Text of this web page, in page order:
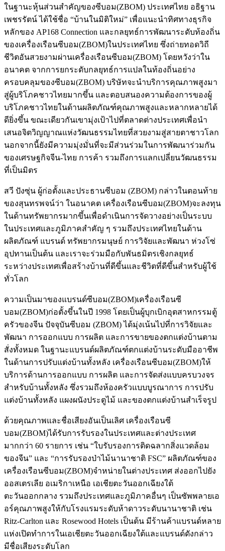
ในฐานะหุ้นส่วนสำคัญของซีบอม(ZBOM) ประเทศไทย อธิฐาน
เพชรรัตน์ ได้ใช้ชื่อ “บ้านในมิติใหม่” เพื่อแนะนำทิศทางธุรกิจ
หลักของ AP168 Connection และกลยุทธ์การพัฒนาระดับท้องถิ่น
ของเครื่องเรือนซีบอม(ZBOM)ในประเทศไทย ซึ่งถ่ายทอดวิถี
ชีวิตอันสวยงามผ่านเครื่องเรือนซีบอม(ZBOM) โดยหวังว่าใน
อนาคต จากการยกระดับกลยุทธ์การแปลในท้องถิ่นอย่าง
ครอบคลุมของซีบอม(ZBOM) บริษัทจะนำบริการคุณภาพสูงมา
สู่ผู้บริโภคชาวไทยมากขึ้น และตอบสนองความต้องการของผู้
บริโภคชาวไทยในด้านผลิตภัณฑ์คุณภาพสูงและหลากหลายได้
ดียิ่งขึ้น ขณะเดียวกันเขามุ่งเป้าไปที่ตลาดต่างประเทศเพื่อนำ
เสนอจิตวิญญาณแห่งวัฒนธรรมไทยที่สวยงามสู่สายตาชาวโลก
นอกจากนี้ยังมีความมุ่งมั่นที่จะมีส่วนร่วมในการพัฒนาร่วมกัน
ของเศรษฐกิจจีน-ไทย การค้า รวมถึงการแลกเปลี่ยนวัฒนธรรม
ที่เป็นมิตร
สวี ปังซุ่น ผู้ก่อตั้งและประธานซีบอม (ZBOM) กล่าวในตอนท้าย
ของสุนทรพจน์ว่า ในอนาคต เครื่องเรือนซีบอม(ZBOM)จะลงทุน
ในด้านทรัพยากรมากขึ้นเพื่อดำเนินการจัดวางอย่างเป็นระบบ
ในประเทศและภูมิภาคสำคัญ ๆ รวมถึงประเทศไทยในด้าน
ผลิตภัณฑ์ แบรนด์ ทรัพยากรมนุษย์ การวิจัยและพัฒนา ห่วงโซ่
อุปทานเป็นต้น และเราจะร่วมมือกับพันธมิตรเชิงกลยุทธ์
ระหว่างประเทศเพื่อสร้างบ้านที่ดีขึ้นและชีวิตที่ดีขึ้นสำหรับผู้ใช้
ทั่วโลก
ความเป็นมาของแบรนด์ซีบอม(ZBOM)เครื่องเรือนซี
บอม(ZBOM)ก่อตั้งขึ้นในปี 1998 โดยเป็นผู้บุกเบิกอุตสาหกรรมตู้
ครัวของจีน ปัจจุบันซีบอม (ZBOM) ได้มุ่งเน้นไปที่การวิจัยและ
พัฒนา การออกแบบ การผลิต และการขายของตกแต่งบ้านตาม
สั่งทั้งหมด ในฐานะแบรนด์ผลิตภัณฑ์ตกแต่งบ้านระดับมืออาชีพ
ในด้านการปรับแต่งบ้านทั้งหลัง เครื่องเรือนซีบอม(ZBOM)ให้
บริการด้านการออกแบบ การผลิต และการจัดส่งแบบครบวงจร
สำหรับบ้านทั้งหลัง ซึ่งรวมถึงห้องครัวแบบบูรณาการ การปรับ
แต่งบ้านทั้งหลัง แผงผนังประตูไม้ และของตกแต่งบ้านสำเร็จรูป
ด้วยคุณภาพและชื่อเสียงอันเป็นเลิศ เครื่องเรือนซี
บอม(ZBOM)ได้รับการรับรองในประเทศและต่างประเทศ
มากกว่า 60 รายการ เช่น “ใบรับรองการติดฉลากสิ่งแวดล้อม
ของจีน” และ “การรับรองป่าไม้นานาชาติ FSC” ผลิตภัณฑ์ของ
เครื่องเรือนซีบอม(ZBOM)จำหน่ายในต่างประเทศ ส่งออกไปยัง
ออสเตรเลีย อเมริกาเหนือ เอเชียตะวันออกเฉียงใต้
ตะวันออกกลาง รวมถึงประเทศและภูมิภาคอื่นๆ เป็นซัพพลายเอ
อร์คุณภาพสูงให้กับโรงแรมระดับห้าดาวระดับนานาชาติ เช่น
Ritz-Carlton และ Rosewood Hotels เป็นต้น มีร้านค้าแบรนด์หลาย
แห่งเปิดทำการในเอเชียตะวันออกเฉียงใต้และแบรนด์ดังกล่าว
มีชื่อเสียงระดับโลก